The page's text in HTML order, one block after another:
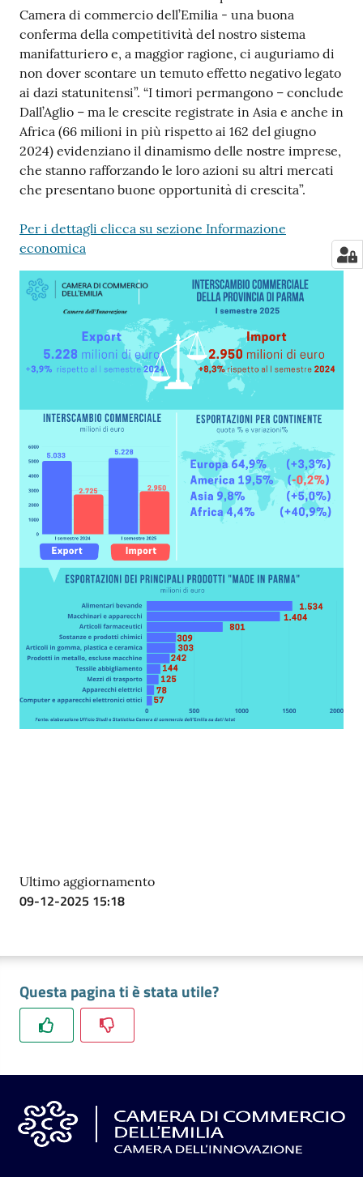
Camera di commercio dell’Emilia - una buona
conferma della competitività del nostro sistema
manifatturiero e, a maggior ragione, ci auguriamo di
non dover scontare un temuto effetto negativo legato
ai dazi statunitensi”. “I timori permangono – conclude
Dall’Aglio – ma le crescite registrate in Asia e anche in
Africa (66 milioni in più rispetto ai 162 del giugno
2024) evidenziano il dinamismo delle nostre imprese,
che stanno rafforzando le loro azioni su altri mercati
che presentano buone opportunità di crescita”.
Per i dettagli clicca su sezione Informazione
economica
Ultimo aggiornamento
09-12-2025 15:18
Questa pagina ti è stata utile?